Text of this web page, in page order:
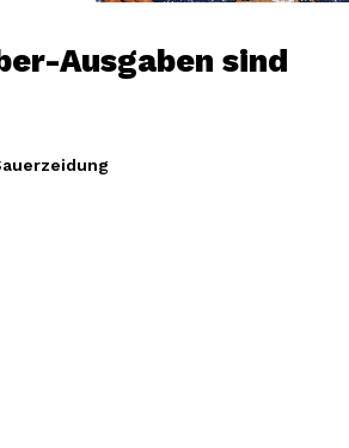
Ausgaben sind